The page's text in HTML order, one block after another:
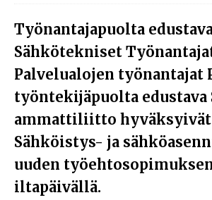
Työnantajapuolta
Sähkötekniset
Palvelualojen työnantajat
työntekijäpuolta edustava
ammattiliitto hyväksyivät
Sähköistys- ja
uuden
iltapäivällä.